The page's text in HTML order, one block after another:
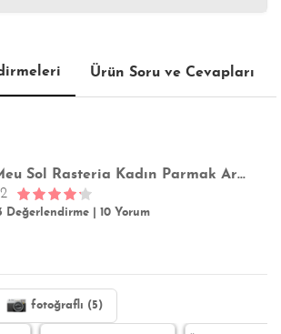
Ürün Soru ve Cevapları
Meu Sol Rasteria Kadın Parmak Arası Terlik Yeşil 37/42
Değerlendirme 10 Yorum
fotoğraflı (5)